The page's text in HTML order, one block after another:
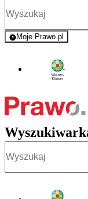
Moje Prawo.pl
- rejestracja i